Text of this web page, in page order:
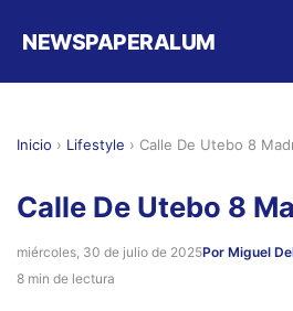
NEWSPAPERALUM
Inicio › Lifestyle › Calle De Utebo 8
Calle De Utebo 8
miércoles, 30 de julio de 2025Por Miguel
8 min de lectura